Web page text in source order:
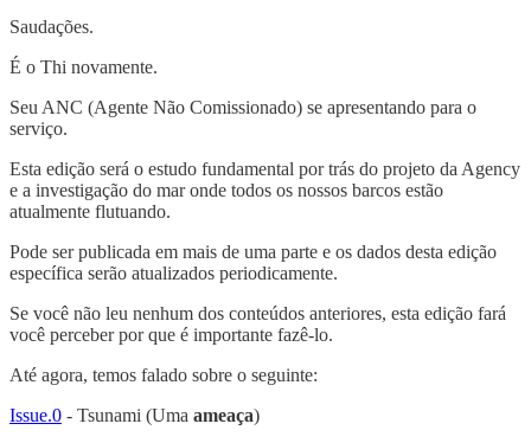
Saudações.
É o Thi novamente.
Seu ANC (Agente Não Comissionado) se apresentando para o
serviço.
Esta edição será o estudo fundamental por trás do projeto da Agency
e a investigação do mar onde todos os nossos barcos estão
atualmente flutuando.
Pode ser publicada em mais de uma parte e os dados desta edição
específica serão atualizados periodicamente.
Se você não leu nenhum dos conteúdos anteriores, esta edição fará
você perceber por que é importante fazê-lo.
Até agora, temos falado sobre o seguinte:
Issue.0 - Tsunami (Uma ameaça)